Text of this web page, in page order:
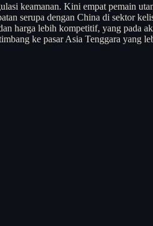
keamanan. Kini empat pemain
serupa dengan China di sektor
harga lebih kompetitif, yang pada
ke pasar Asia Tenggara yang